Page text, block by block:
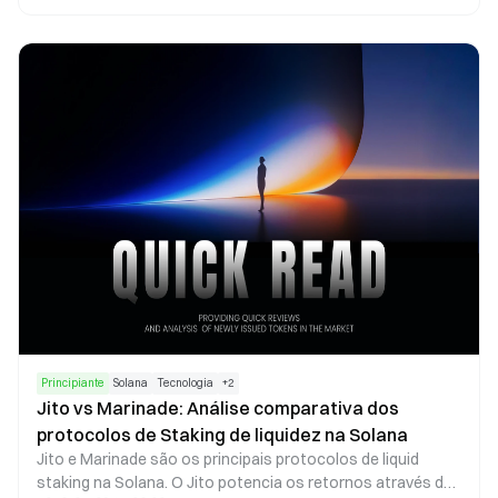
promovendo um modelo de valor sustentável no
ecossistema descentralizado de empréstimos.
Principiante Solana Tecnologia +2
Jito vs Marinade: Análise comparativa dos
protocolos de Staking de liquidez na Solana
Jito e Marinade são os principais protocolos de liquid
staking na Solana. O Jito potencia os retornos através do